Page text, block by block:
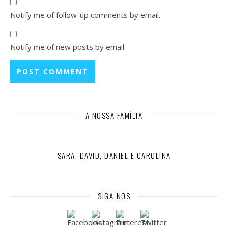
Notify me of follow-up comments by email.
Notify me of new posts by email.
A NOSSA FAMÍLIA
SARA, DAVID, DANIEL E CAROLINA
SIGA-NOS